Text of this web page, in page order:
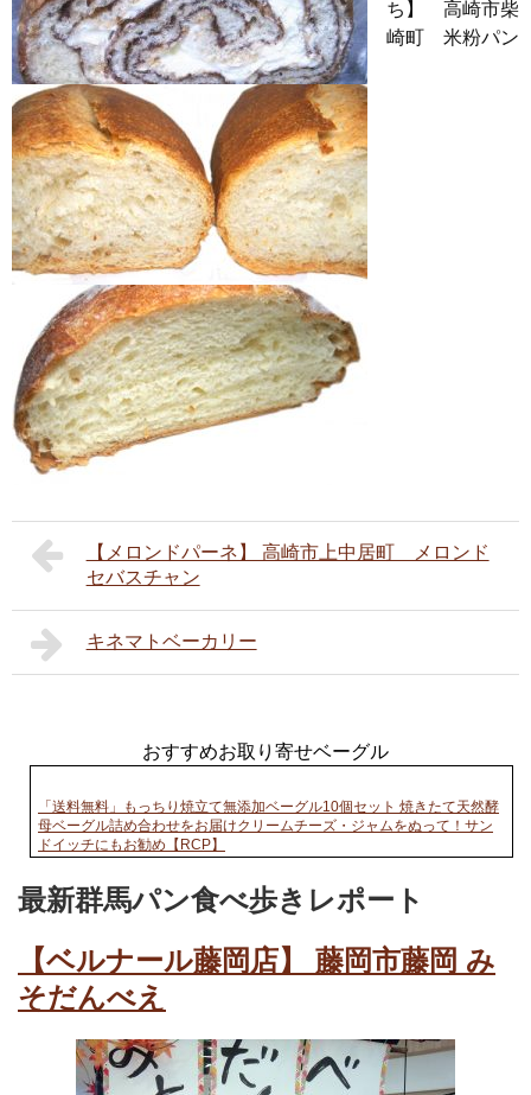
ち】 高崎市柴
崎町 米粉パン
【メロンドパーネ】 高崎市上中居町 メロンド
セバスチャン
キネマトベーカリー
おすすめお取り寄せベーグル
「送料無料」もっちり焼立て無添加ベーグル10個セット 焼きたて天然酵
母ベーグル詰め合わせをお届けクリームチーズ・ジャムをぬって！サン
ドイッチにもお勧め【RCP】
最新群馬パン食べ歩きレポート
【ベルナール藤岡店】 藤岡市藤岡 み
そだんべえ